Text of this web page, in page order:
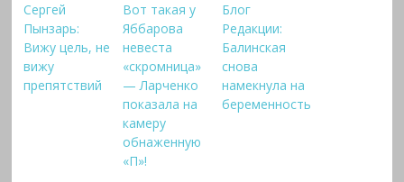
Сергей
Пынзарь:
Вижу цель, не
вижу
препятствий
Вот такая у
Яббарова
невеста
«скромница»
— Ларченко
показала на
камеру
обнаженную
«П»!
Блог
Редакции:
Балинская
снова
намекнула на
беременность